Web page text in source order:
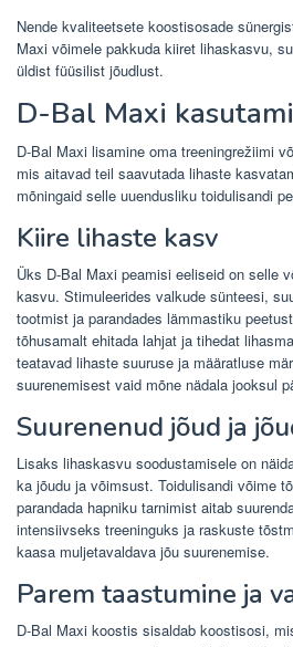
Nende kvaliteetsete koostisosade
Maxi võimele pakkuda kiiret lihaskasvu,
üldist füüsilist jõudlust.
D-Bal Maxi
D-Bal Maxi lisamine oma treeningrežiimi
mis aitavad teil saavutada lihaste
mõningaid selle uuendusliku toidulisandi
Kiire lihaste kasv
Üks D-Bal Maxi peamisi eeliseid on selle
kasvu. Stimuleerides valkude sünteesi,
tootmist ja parandades lämmastiku
tõhusamalt ehitada lahjat ja tihedat
teatavad lihaste suuruse ja määratluse
suurenemisest vaid mõne nädala jooksul
Suurenenud jõud ja
Lisaks lihaskasvu soodustamisele on
ka jõudu ja võimsust. Toidulisandi võime
parandada hapniku tarnimist aitab
intensiivseks treeninguks ja raskuste
kaasa muljetavaldava jõu suurenemise.
Parem taastumine ja
D-Bal Maxi koostis sisaldab koostisosi,